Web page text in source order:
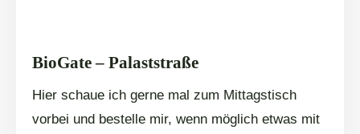
BioGate – Palaststraße
Hier schaue ich gerne mal zum Mittagstisch
vorbei und bestelle mir, wenn möglich etwas mit